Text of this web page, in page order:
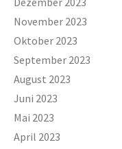
November 2023
Oktober 2023
September 2023
August 2023
Juni 2023
Mai 2023
April 2023